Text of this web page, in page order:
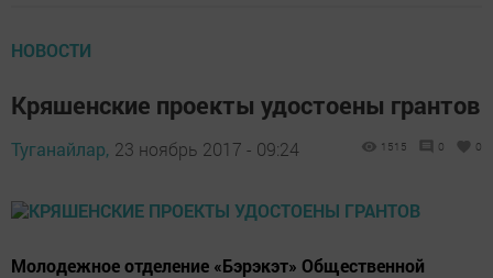
НОВОСТИ
Кряшенские проекты удостоены грантов
Туганайлар, 23 ноябрь 2017 - 09:24 1515 0 0
Молодежное отделение «Бэрэкэт» Общественной